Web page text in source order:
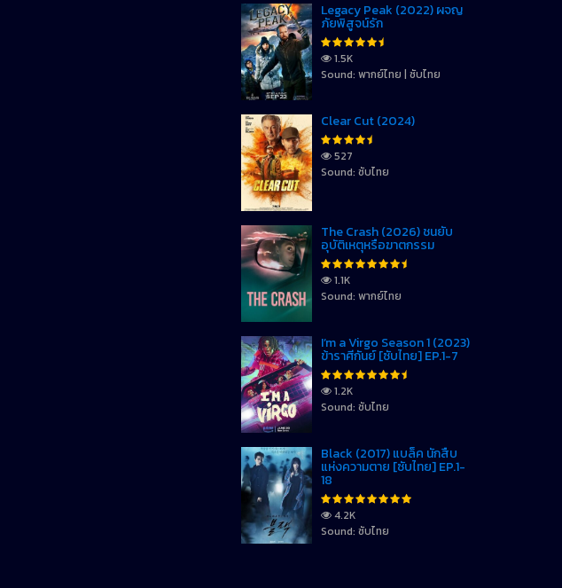
Legacy Peak (2022) ผจญ
ภัยพิสูจน์รัก
1.5K
Sound: พากย์ไทย | ซับไทย
Clear Cut (2024)
527
Sound: ซับไทย
The Crash (2026) ชนยับ
อุบัติเหตุหรือฆาตกรรม
1.1K
Sound: พากย์ไทย
I’m a Virgo Season 1 (2023)
ข้าราศีกันย์ [ซับไทย] EP.1-7
1.2K
Sound: ซับไทย
Black (2017) แบล็ค นักสืบ
แห่งความตาย [ซับไทย] EP.1-
18
4.2K
Sound: ซับไทย